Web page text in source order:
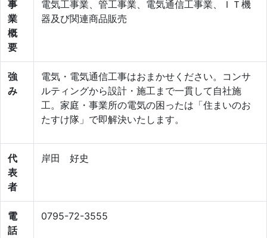
事
業
概
要
電気工事業、管工事業、電気通信工事業、ＩＴ機
器及び関連商品販売
強
み
電気・電気通信工事はおまかせください。コンサ
ルティングから設計・施工まで一貫して自社施
工。家庭・事業所の電気の困ったは「住まいのお
たすけ隊」で即解決いたします。
代
表
者
岸田 好史
電
話
0795-72-3555